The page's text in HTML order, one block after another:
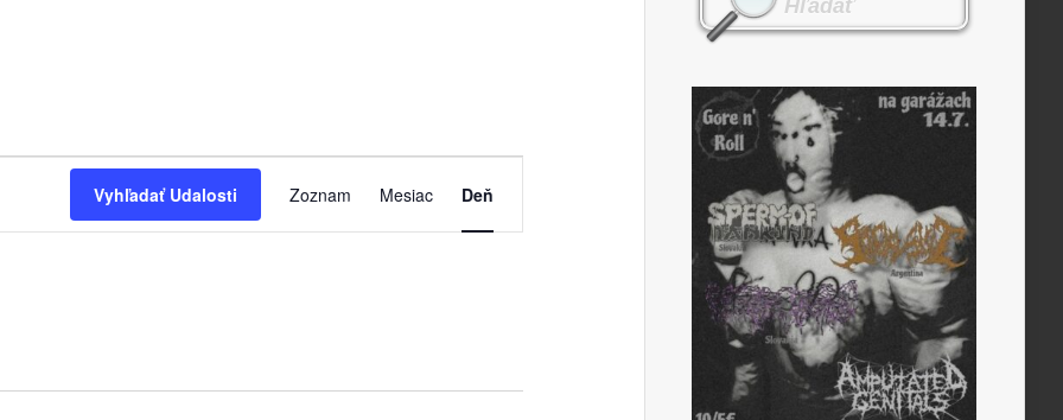
Vyhľadať Udalosti
Navigácie
Zoznam Mesiac Deň